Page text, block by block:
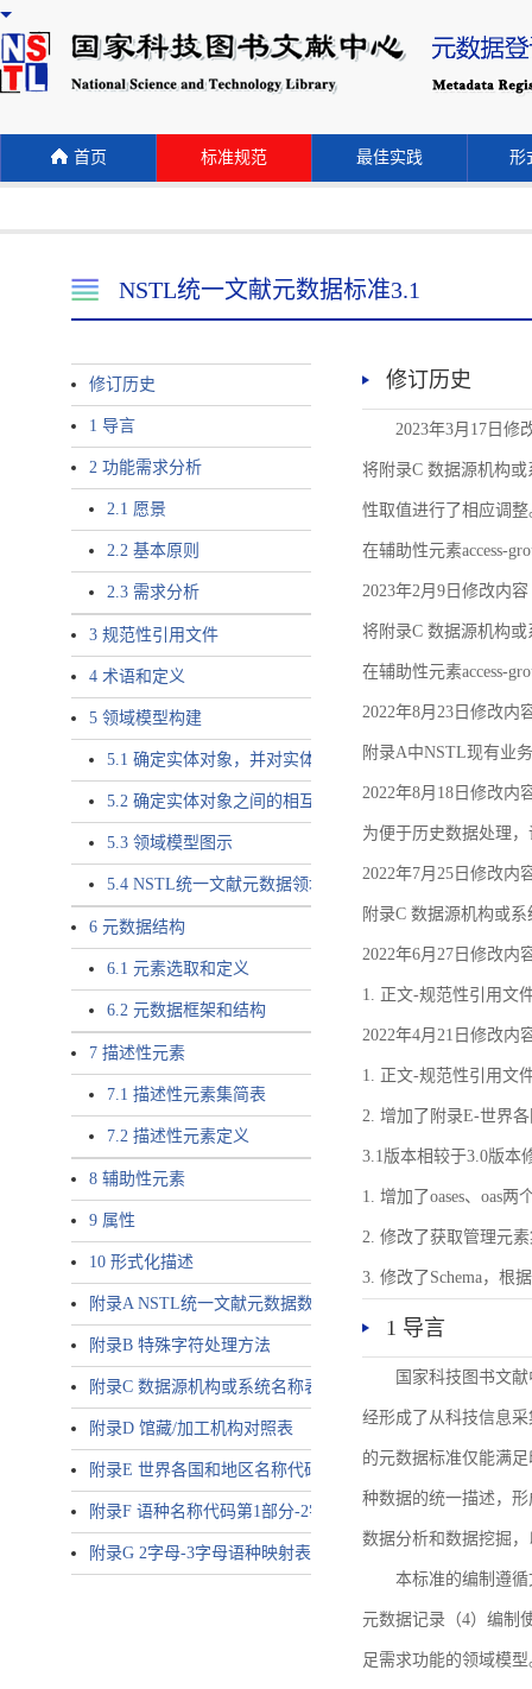
首页 标准规范 最佳实践 形
NSTL统一文献元数据标准3.1
修订历史
1 导言
2 功能需求分析
2.1 愿景
2.2 基本原则
2.3 需求分析
3 规范性引用文件
4 术语和定义
5 领域模型构建
5.1 确定实体对象，并对实体对象命名
5.2 确定实体对象之间的相互关系，定义实体对象之间的
5.3 领域模型图示
5.4 NSTL统一文献元数据领域模型的验证
6 元数据结构
6.1 元素选取和定义
6.2 元数据框架和结构
7 描述性元素
7.1 描述性元素集简表
7.2 描述性元素定义
8 辅助性元素
9 属性
10 形式化描述
附录A NSTL统一文献元数据数据唯一标识符规则
附录B 特殊字符处理方法
附录C 数据源机构或系统名称表
附录D 馆藏/加工机构对照表
附录E 世界各国和地区名称代码-2字母代码（GB/T 2659-
附录F 语种名称代码第1部分-2字母代码（GB/T 4880.1-2005
附录G 2字母-3字母语种映射表
修订历史
2023年3月17日修
将附录C 数据源机构或
性取值进行了相应调整
在辅助性元素access-
2023年2月9日修改内容
将附录C 数据源机构或
在辅助性元素access-
2022年8月23日修改内
附录A中NSTL现有业
2022年8月18日修改内
为便于历史数据处理
2022年7月25日修改内
附录C 数据源机构或
2022年6月27日修改内
1. 正文-规范性引用文
2022年4月21日修改内
1. 正文-规范性引用文
2. 增加了附录E-世界
3.1版本相较于3.0版本
1. 增加了oases、oas
2. 修改了获取管理元
3. 修改了Schema，根
1 导言
国家科技图书文
经形成了从科技信息
的元数据标准仅能满
种数据的统一描述，
数据分析和数据挖掘
本标准的编制遵
元数据记录（4）编制
足需求功能的领域模